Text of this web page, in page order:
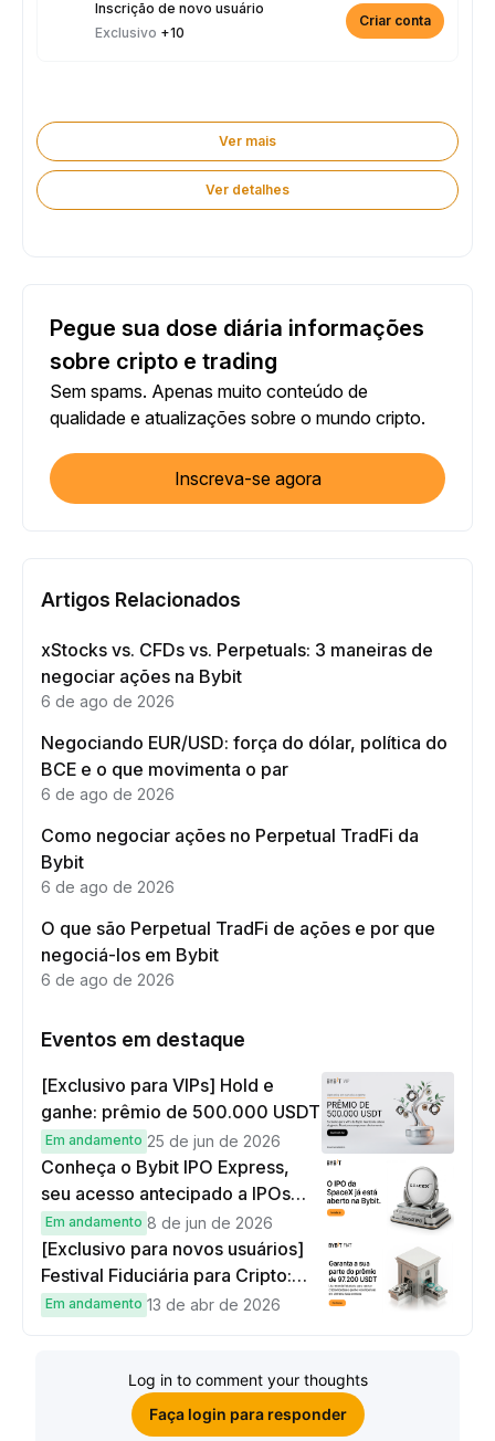
Inscrição de novo usuário
Exclusivo +10
Criar conta
Ver mais
Ver detalhes
Pegue sua dose diária informações
sobre cripto e trading
Sem spams. Apenas muito conteúdo de
qualidade e atualizações sobre o mundo cripto.
Inscreva-se agora
Artigos Relacionados
xStocks vs. CFDs vs. Perpetuals: 3 maneiras de
negociar ações na Bybit
6 de ago de 2026
Negociando EUR/USD: força do dólar, política do
BCE e o que movimenta o par
6 de ago de 2026
Como negociar ações no Perpetual TradFi da
Bybit
6 de ago de 2026
O que são Perpetual TradFi de ações e por que
negociá-los em Bybit
6 de ago de 2026
Eventos em destaque
[Exclusivo para VIPs] Hold e
ganhe: prêmio de 500.000 USDT
Em andamento 25 de jun de 2026
Conheça o Bybit IPO Express,
seu acesso antecipado a IPOs
globais
Em andamento 8 de jun de 2026
[Exclusivo para novos usuários]
Festival Fiduciária para Cripto:
complete tarefas simples e
Em andamento 13 de abr de 2026
Log in to comment your thoughts
Faça login para responder